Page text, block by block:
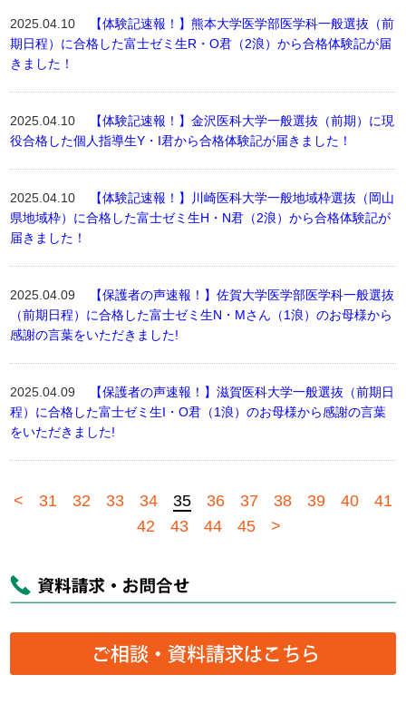
2025.04.10
【体験記速報！】熊本大学医学部医学科一般選抜（前
期日程）に合格した富士ゼミ生R・O君（2浪）から合格体験記が届
きました！
2025.04.10
【体験記速報！】金沢医科大学一般選抜（前期）に現
役合格した個人指導生Y・I君から合格体験記が届きました！
2025.04.10
【体験記速報！】川崎医科大学一般地域枠選抜（岡山
県地域枠）に合格した富士ゼミ生H・N君（2浪）から合格体験記が
届きました！
2025.04.09
【保護者の声速報！】佐賀大学医学部医学科一般選抜
（前期日程）に合格した富士ゼミ生N・Mさん（1浪）のお母様から
感謝の言葉をいただきました!
2025.04.09
【保護者の声速報！】滋賀医科大学一般選抜（前期日
程）に合格した富士ゼミ生I・O君（1浪）のお母様から感謝の言葉
をいただきました!
< 31 32 33 34 35 36 37 38 39 40
41
42
43 44 45 >